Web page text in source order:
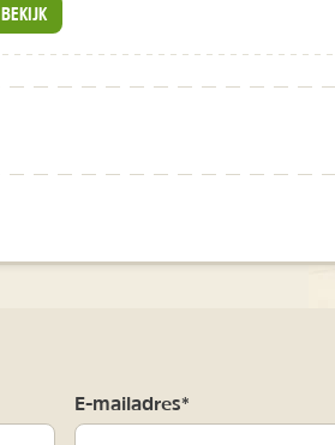
BEKIJK
E-mailadres*